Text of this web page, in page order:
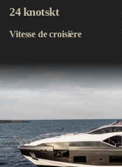
24 knotskt
Vitesse de croisière